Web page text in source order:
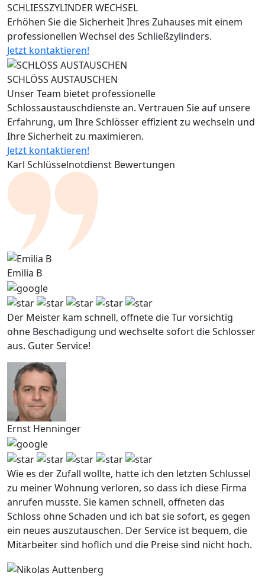
SCHLIESSZYLINDER WECHSEL
Erhöhen Sie die Sicherheit Ihres Zuhauses mit einem
professionellen Wechsel des Schließzylinders.
Jetzt kontaktieren!
SCHLÖSS AUSTAUSCHEN
Unser Team bietet professionelle
Schlossaustauschdienste an. Vertrauen Sie auf unsere
Erfahrung, um Ihre Schlösser effizient zu wechseln und
Ihre Sicherheit zu maximieren.
Jetzt kontaktieren!
Karl Schlüsselnotdienst Bewertungen
Emilia B
Der Meister kam schnell, offnete die Tur vorsichtig
ohne Beschadigung und wechselte sofort die Schlosser
aus. Guter Service!
Ernst Henninger
Wie es der Zufall wollte, hatte ich den letzten Schlussel
zu meiner Wohnung verloren, so dass ich diese Firma
anrufen musste. Sie kamen schnell, offneten das
Schloss ohne Schaden und ich bat sie sofort, es gegen
ein neues auszutauschen. Der Service ist bequem, die
Mitarbeiter sind hoflich und die Preise sind nicht hoch.